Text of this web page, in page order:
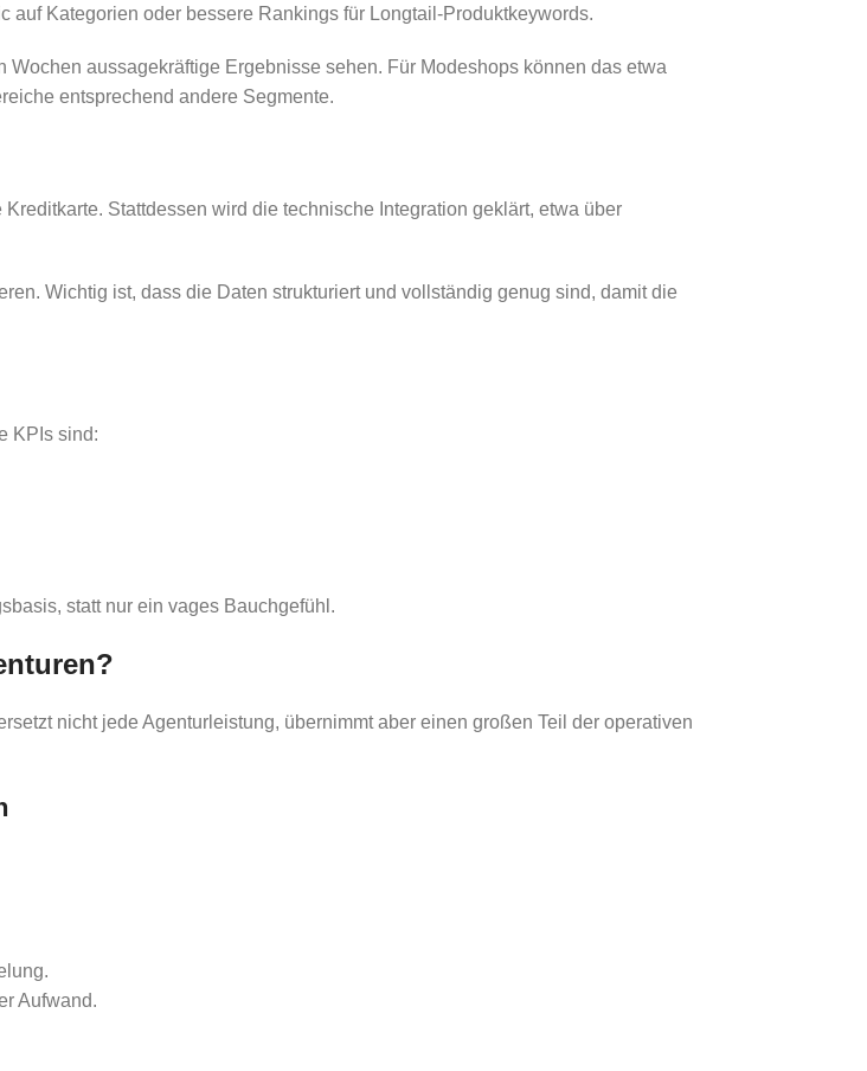
Kategorien oder bessere Rankings für Longtail-Produktkeywords.
aussagekräftige Ergebnisse sehen. Für Modeshops können das etwa
entsprechend andere Segmente.
Stattdessen wird die technische Integration geklärt, etwa über
Wichtig ist, dass die Daten strukturiert und vollständig genug sind, damit die
KPIs sind:
statt nur ein vages Bauchgefühl.
nicht jede Agenturleistung, übernimmt aber einen großen Teil der operativen
Aufwand.